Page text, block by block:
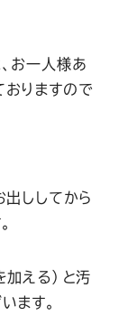
お一人様あ
りますので
出ししてから
加える）と汚
ます。